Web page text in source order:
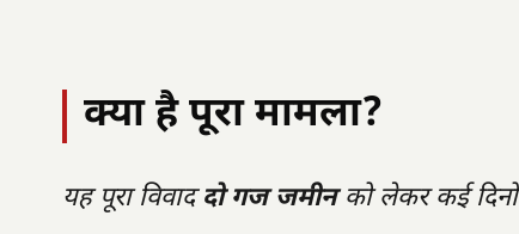
क्या है पूरा मामला?
यह पूरा विवाददो गज जमीनको लेकर कई